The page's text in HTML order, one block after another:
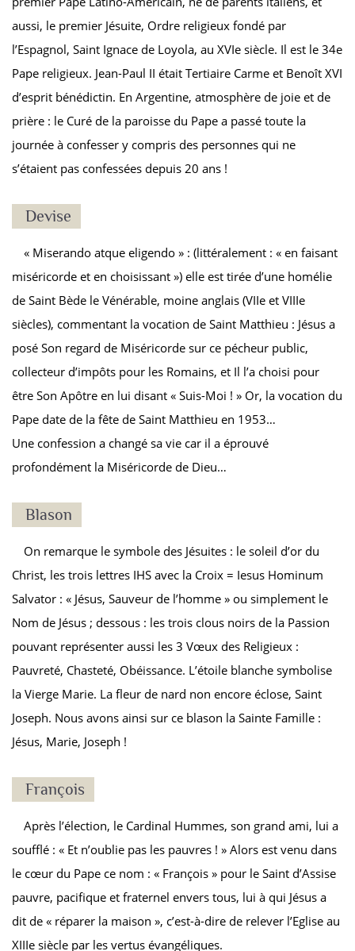
aussi, le premier Jésuite, Ordre religieux fondé par
l’Espagnol, Saint Ignace de Loyola, au XVIe siècle. Il est le 34e
Pape religieux. Jean-Paul II était Tertiaire Carme et Benoît XVI
d’esprit bénédictin. En Argentine, atmosphère de joie et de
prière : le Curé de la paroisse du Pape a passé toute la
journée à confesser y compris des personnes qui ne
s’étaient pas confessées depuis 20 ans !
Devise
« Miserando atque eligendo » : (littéralement : « en faisant
miséricorde et en choisissant ») elle est tirée d’une homélie
de Saint Bède le Vénérable, moine anglais (VIIe et VIIIe
siècles), commentant la vocation de Saint Matthieu : Jésus a
posé Son regard de Miséricorde sur ce pécheur public,
collecteur d’impôts pour les Romains, et Il l’a choisi pour
être Son Apôtre en lui disant « Suis-Moi ! » Or, la vocation du
Pape date de la fête de Saint Matthieu en 1953…
Une confession a changé sa vie car il a éprouvé
profondément la Miséricorde de Dieu…
Blason
On remarque le symbole des Jésuites : le soleil d’or du
Christ, les trois lettres IHS avec la Croix = Iesus Hominum
Salvator : « Jésus, Sauveur de l’homme » ou simplement le
Nom de Jésus ; dessous : les trois clous noirs de la Passion
pouvant représenter aussi les 3 Vœux des Religieux :
Pauvreté, Chasteté, Obéissance. L’étoile blanche symbolise
la Vierge Marie. La fleur de nard non encore éclose, Saint
Joseph. Nous avons ainsi sur ce blason la Sainte Famille :
Jésus, Marie, Joseph !
François
Après l’élection, le Cardinal Hummes, son grand ami, lui a
soufflé : « Et n’oublie pas les pauvres ! » Alors est venu dans
le cœur du Pape ce nom : « François » pour le Saint d’Assise
pauvre, pacifique et fraternel envers tous, lui à qui Jésus a
dit de « réparer la maison », c’est-à-dire de relever l’Eglise au
XIIIe siècle par les vertus évangéliques.